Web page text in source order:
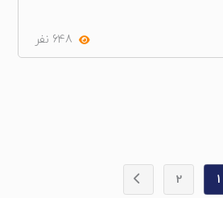
648 نفر
1
2